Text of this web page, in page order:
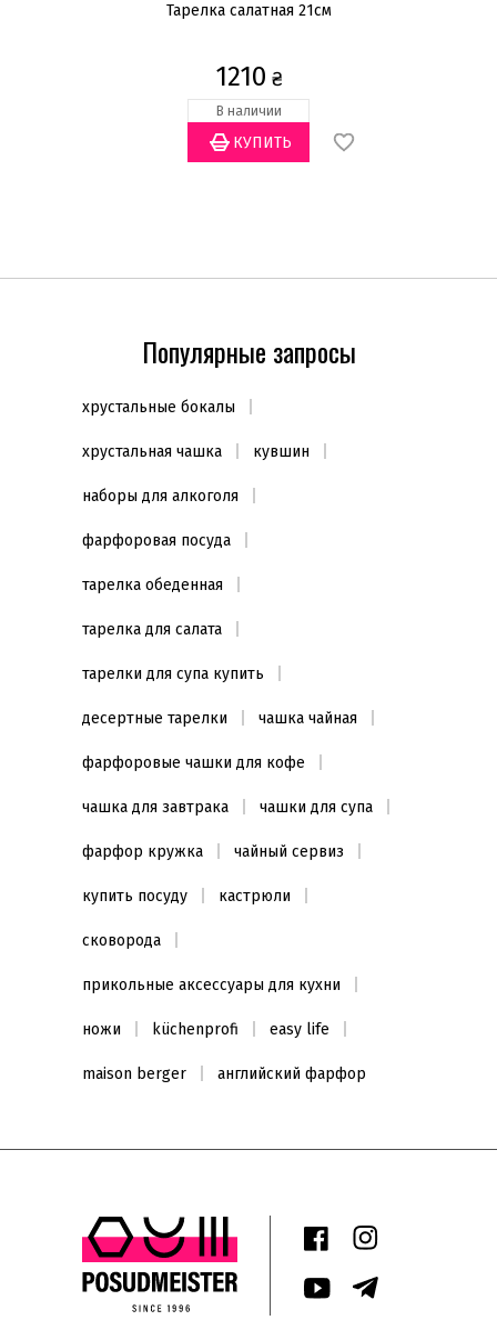
Тарелка салатная 21см
1210 ₴
В наличии
Популярные запросы
хрустальные бокалы
хрустальная чашка кувшин
наборы для алкоголя
фарфоровая посуда
тарелка обеденная
тарелка для салата
тарелки для супа купить
десертные тарелки чашка чайная
фарфоровые чашки для кофе
чашка для завтрака чашки для супа
фарфор кружка чайный сервиз
купить посуду кастрюли
сковорода
прикольные аксессуары для кухни
ножи küchenprofi easy life
maison berger английский фарфор